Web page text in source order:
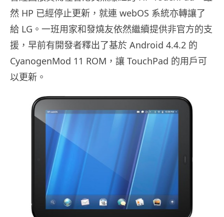
然 HP 已經停止更新，就連 webOS 系統亦轉讓了
給 LG。一班用家和發燒友依然繼續提供非官方的支
援，早前有開發者釋出了基於 Android 4.4.2 的
CyanogenMod 11 ROM，讓 TouchPad 的用戶可
以更新。